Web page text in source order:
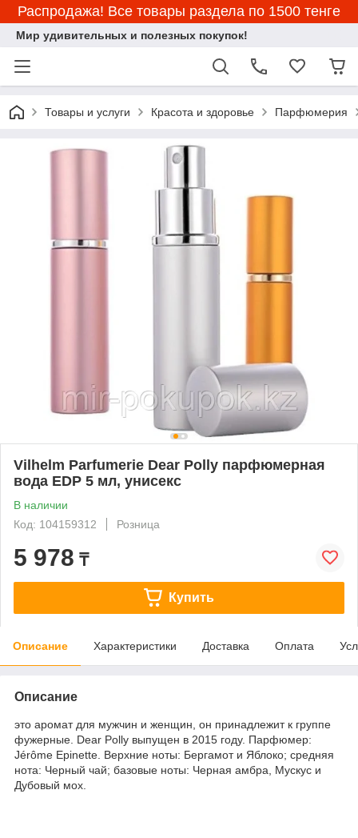
Распродажа! Все товары раздела по 1500 тенге
Мир удивительных и полезных покупок!
Товары и услуги Красота и здоровье Парфюмерия
Vilhelm Parfumerie Dear Polly парфюмерная
вода EDP 5 мл, унисекс
В наличии
Код: 104159312
Розница
5 978 ₸
Купить
Описание Характеристики Доставка Оплата
Описание
это аромат для мужчин и женщин, он принадлежит к группе
фужерные. Dear Polly выпущен в 2015 году. Парфюмер:
Jérôme Epinette. Верхние ноты: Бергамот и Яблоко; средняя
нота: Черный чай; базовые ноты: Черная амбра, Мускус и
Дубовый мох.